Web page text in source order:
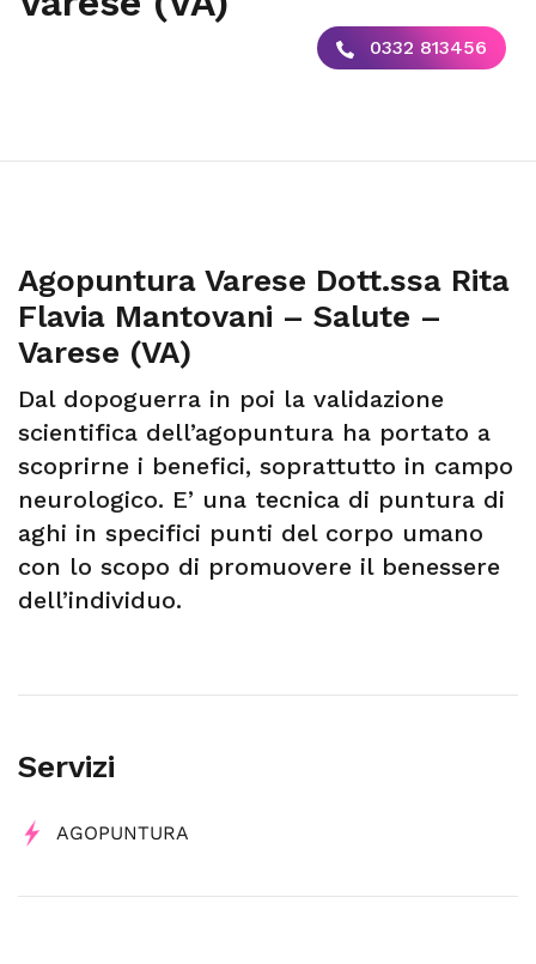
0332 813456
Agopuntura Varese Dott.ssa Rita
Flavia Mantovani – Salute –
Varese (VA)
Dal dopoguerra in poi la validazione
scientifica dell’agopuntura ha portato a
scoprirne i benefici, soprattutto in campo
neurologico. E’ una tecnica di puntura di
aghi in specifici punti del corpo umano
con lo scopo di promuovere il benessere
dell’individuo.
Servizi
AGOPUNTURA